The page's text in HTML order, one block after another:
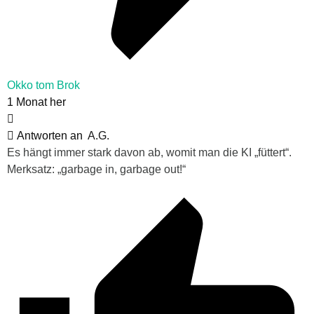
Okko tom Brok
1 Monat her
Antworten an A.G.
Es hängt immer stark davon ab, womit man die KI „füttert“.
Merksatz: „garbage in, garbage out!“